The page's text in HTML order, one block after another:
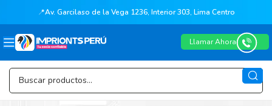
📍Av. Garcilaso de la Vega 1236, Interior 303, Lima Centro
Llamar Ahora